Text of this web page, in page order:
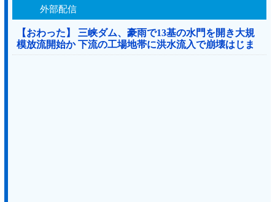
外部配信
【おわった】 三峡ダム、豪雨で13基の水門を開き大規
模放流開始か 下流の工場地帯に洪水流入で崩壊はじま
る